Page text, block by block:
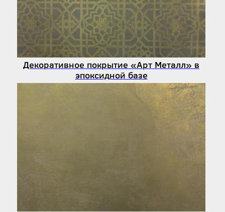
Декоративное покрытие «Арт Металл» в
эпоксидной базе